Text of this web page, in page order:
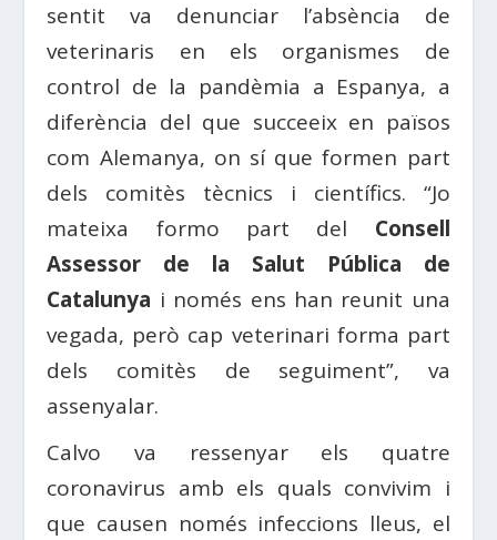
sentit va denunciar l’absència de
veterinaris en els organismes de
control de la pandèmia a Espanya, a
diferència del que succeeix en països
com Alemanya, on sí que formen part
dels comitès tècnics i científics. “Jo
mateixa formo part del Consell
Assessor de la Salut Pública de
Catalunya i només ens han reunit una
vegada, però cap veterinari forma part
dels comitès de seguiment”, va
assenyalar.
Calvo va ressenyar els quatre
coronavirus amb els quals convivim i
que causen només infeccions lleus, el